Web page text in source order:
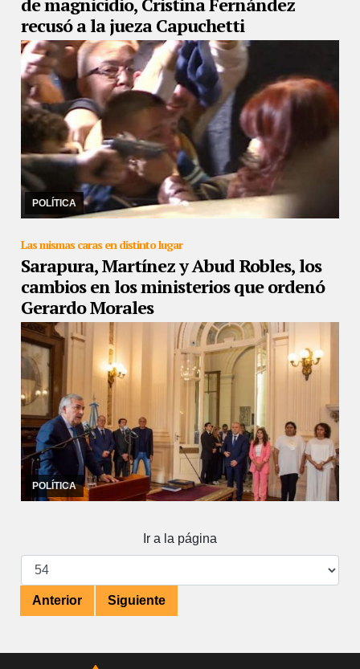
recusó a la jueza Capuchetti
POLÍTICA
10/11/2022
La vicepresidenta apuntó a la magistrada por su
accionar en la investigación que debe determinar las
responsabilidades en el ataque fallido del 1° de ...
Las mismas caras en distinto lugar
Sarapura, Martínez y Abud Robles, los
cambios en los ministerios que ordenó
Gerardo Morales
POLÍTICA
10/11/2022 Derechos Humanos y Pueblos Indígenas, Desarrollo
Humano y Desarrollo Económico y Producción, las carteras que
ocuparán cada uno. Se suma el nombramie ...
Ir a la página
Anterior Siguiente